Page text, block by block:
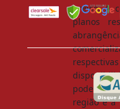
prévio. A
planos
pode
região e a